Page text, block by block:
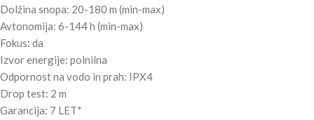
Dolžina snopa: 20-180 m (min-max)
Avtonomija: 6-144 h (min-max)
Fokus: da
Izvor energije: polnilna
Odpornost na vodo in prah: IPX4
Drop test: 2 m
Garancija: 7 LET*